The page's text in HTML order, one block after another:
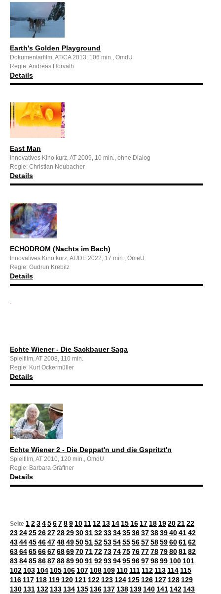
Earth's Golden Playground
Dokumentarfilm, AT/CA 2013, 106 min., OmdU
Regie: Andreas Horvath
Details
East Man
Innovatives Kino kurz, AT 2009, 10 min., ohne Dialog
Regie: Christian Neubacher
Details
ECHODROM (Nachts im Bach)
Innovatives Kino kurz, AT/DE 2022, 17 min., OmeU
Regie: Gudrun Krebitz
Details
Echte Wiener - Die Sackbauer Saga
Spielfilm, AT 2008, 110 min.
Regie: Kurt Ockermüller
Details
Echte Wiener 2 - Die Deppat'n und die Gspritzt'n
Spielfilm, AT 2010, 120 min., OmdU
Regie: Barbara Gräftner
Details
Seite 123456789 10 11 12 13 14 15 16 17 18 19202122
2324252627282930313233343536373839404142
4344454647484950515253545556575859606162
6364656667686970717273747576777879808182
8384858687888990919293949596979899 100 101
102 103 104 105 106 107 108 109 110 111 112 113 114 115
116 117 118 119 120 121 122 123 124 125 126 127 128 129
130 131 132 133 134 135 136 137 138 139 140 141 142 143